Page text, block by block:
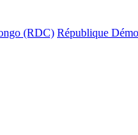
(RDC) République